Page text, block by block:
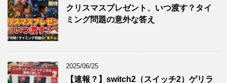
クリスマスプレゼント、いつ渡す？タイ
ミング問題の意外な答え
2025/06/25
【速報？】switch2（スイッチ2）ゲリラ